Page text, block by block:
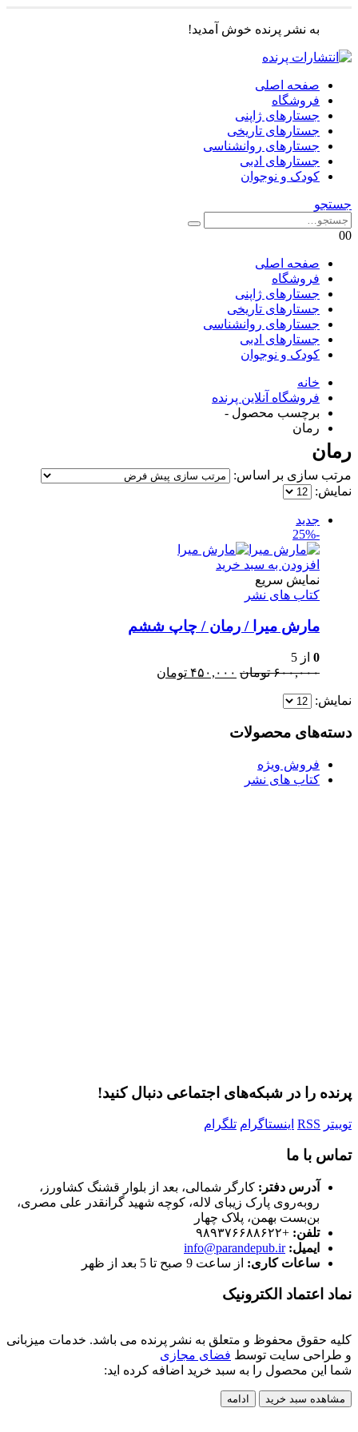
به نشر پرنده خوش آمدید!
صفحه اصلی
فروشگاه
جستارهای ژاپنی
جستارهای تاریخی
جستارهای روانشناسی
جستارهای ادبی
کودک و نوجوان
جستجو
00
صفحه اصلی
فروشگاه
جستارهای ژاپنی
جستارهای تاریخی
جستارهای روانشناسی
جستارهای ادبی
کودک و نوجوان
خانه
فروشگاه آنلاین پرنده
برچسب محصول -
رمان
رمان
مرتب سازی بر اساس:
نمایش:
جدید
-25%
افزودن به سبد خرید
نمایش سریع
کتاب های نشر
مارش میرا / رمان / چاپ ششم
0 از 5
۶۰۰,۰۰۰ تومان قیمت
۴۵۰,۰۰۰ تومان
نمایش:
دسته‌های محصولات
فروش ویژه
کتاب های نشر
پرنده را در شبکه‌های اجتماعی دنبال کنید!
توییتر RSS اینستاگرام تلگرام
تماس با ما
آدرس دفتر: کارگر شمالی، بعد از بلوار قشنگ کشاورز،
روبه‌روی پارک زیبای لاله، کوچه شهید گرانقدر علی مصری،
بن‌بست بهمن، پلاک چهار
تلفن: +۹۸۹۳۷۶۶۸۸۶۲۲
ایمیل: info@parandepub.ir
ساعات کاری: از ساعت 9 صبح تا 5 بعد از ظهر
نماد اعتماد الکترونیک
کلیه حقوق محفوظ و متعلق به نشر پرنده می باشد. خدمات میزبانی
و طراحی سایت توسط فضای مجازی
شما این محصول را به سبد خرید اضافه کرده اید:
مشاهده سبد خرید ادامه